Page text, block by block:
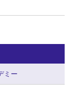
ミー